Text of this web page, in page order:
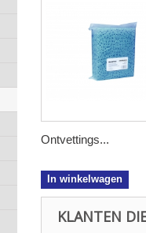
Ontvettings...
In winkelwagen
KLANTEN